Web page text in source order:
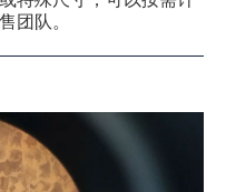
团队。